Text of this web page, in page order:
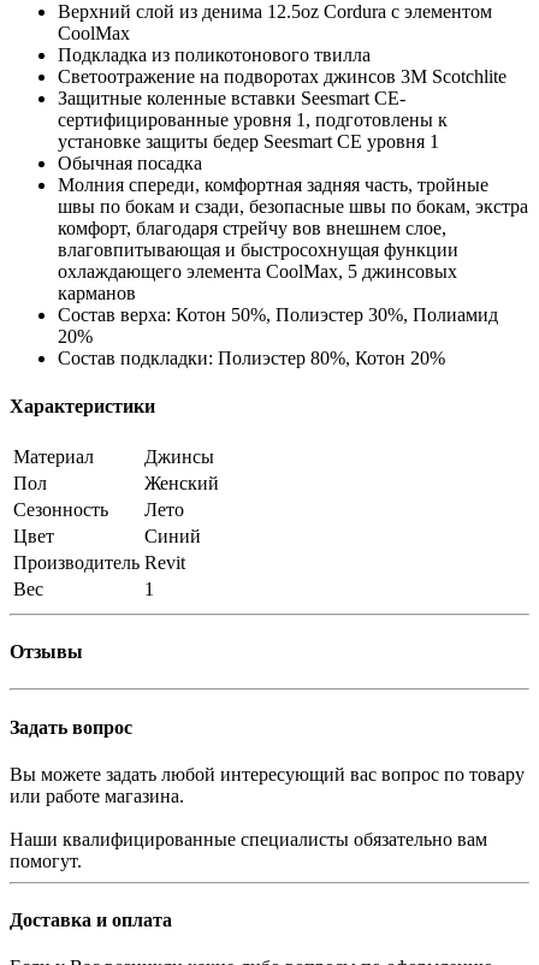
Верхний слой из денима 12.5oz Cordura с элементом
CoolMax
Подкладка из поликотонового твилла
Светоотражение на подворотах джинсов 3M Scotchlite
Защитные коленные вставки Seesmart CE-
сертифицированные уровня 1, подготовлены к
установке защиты бедер Seesmart CE уровня 1
Обычная посадка
Молния спереди, комфортная задняя часть, тройные
швы по бокам и сзади, безопасные швы по бокам, экстра
комфорт, благодаря стрейчу вов внешнем слое,
влаговпитывающая и быстросохнущая функции
охлаждающего элемента CoolMax, 5 джинсовых
карманов
Состав верха: Котон 50%, Полиэстер 30%, Полиамид
20%
Состав подкладки: Полиэстер 80%, Котон 20%
Характеристики
Материал
Джинсы
Пол
Женский
Сезонность
Лето
Цвет
Синий
Производитель Revit
Вес
1
Отзывы
Задать вопрос
Вы можете задать любой интересующий вас вопрос по товару
или работе магазина.
Наши квалифицированные специалисты обязательно вам
помогут.
Доставка и оплата